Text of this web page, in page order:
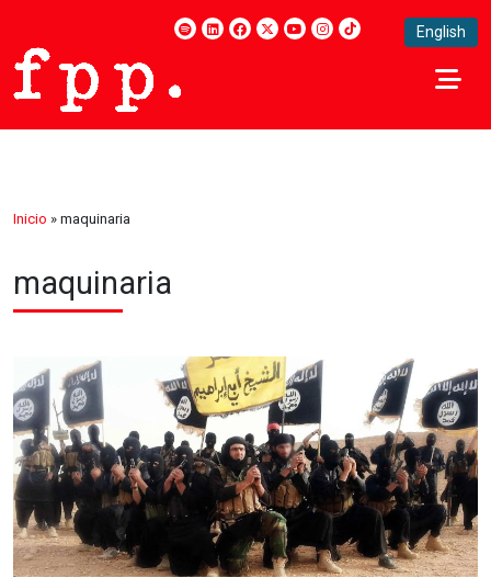
English
Inicio » maquinaria
maquinaria